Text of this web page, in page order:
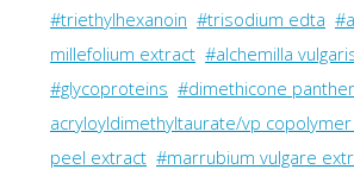
#triethylhexanoin #trisodium edta
millefolium extract #alchemilla
#glycoproteins #dimethicone
acryloyldimethyltaurate/vp
peel extract #marrubium vulgare